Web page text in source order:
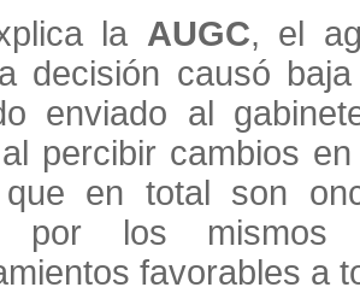
la AUGC, el
decisión causó
enviado al
percibir cambios
que en total son
por los
favorables a